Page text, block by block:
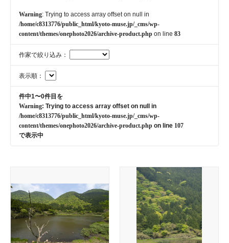
Warning: Trying to access array offset on null in
/home/c8313776/public_html/kyoto-muse.jp/_cms/wp-
content/themes/onephoto2026/archive-product.php on line 83
作家で絞り込み：
表示順：
件中1〜0件目を
Warning: Trying to access array offset on null in
/home/c8313776/public_html/kyoto-muse.jp/_cms/wp-
content/themes/onephoto2026/archive-product.php on line 107
で表示中